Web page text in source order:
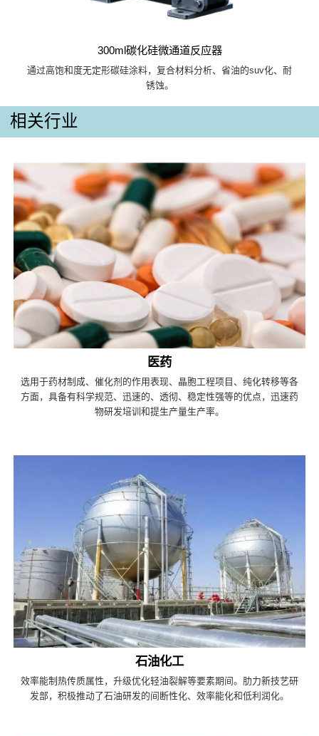
300ml碳化硅微通道反应器
通过高饱和度无定形碳硅涂料，复合材料分析、省油的suv化、耐
锈蚀。
相关行业
医药
选用于药材制成、催化剂的作用表现、晶胞工程项目、纯化转移等各
方面，具备有科学规范、迅速的、透彻、稳定性强等的优点，迅速药
物研发培训和提生产量生产率。
石油化工
效率能制热传质属性，升级优化轻油裂解等要素期间。肋力新技艺研
发部，积极推动了石油研发的间断性化、效率能化和低利润化。